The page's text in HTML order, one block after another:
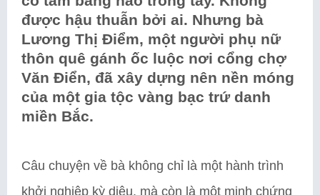
được hậu thuẫn bởi ai. Nhưng bà
Lương Thị Điểm, một người phụ nữ
thôn quê gánh ốc luộc nơi cổng chợ
Văn Điển, đã xây dựng nên nền móng
của một gia tộc vàng bạc trứ danh
miền Bắc.
Câu chuyện về bà không chỉ là một hành trình
khởi nghiệp kỳ diệu, mà còn là một minh chứng